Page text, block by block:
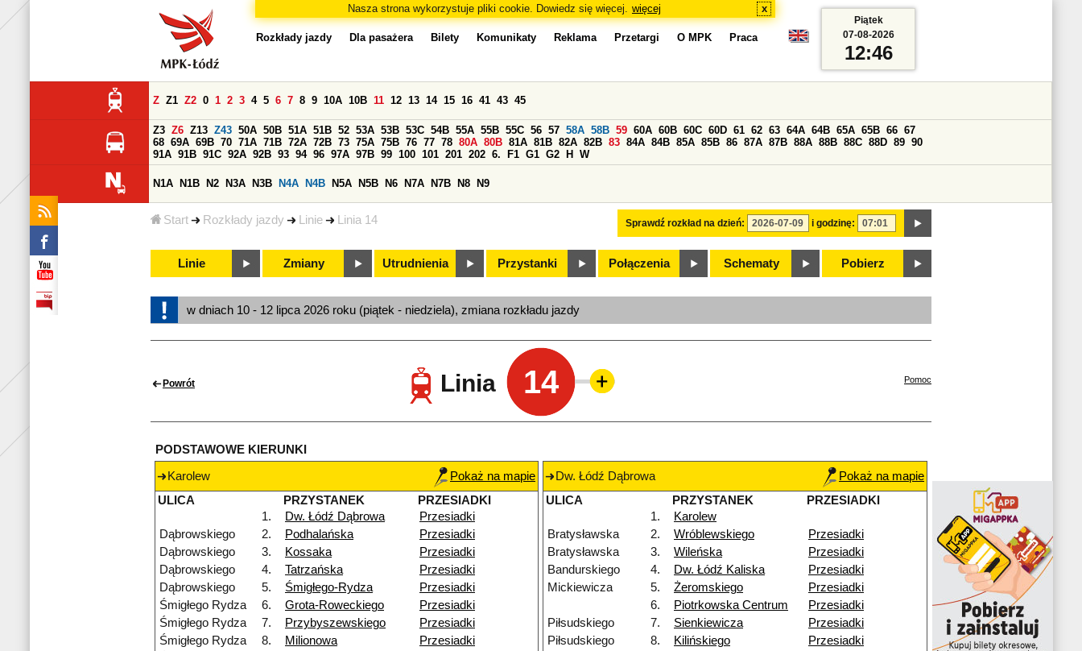
Nasza strona wykorzystuje pliki cookie. Dowiedz się więcej. więcej x
Start Rozkłady jazdy Linie Linia 14
Rozkłady jazdy Dla pasażera Bilety Komunikaty Reklama Przetargi O MPK Praca
Sprawdź rozkład na dzień: i godzinę:
Z Z1 Z2 0 1 2 3 4 5 6 7 8 9 10A 10B 11 12 13 14 15 16 41 43 45
Z3 Z6 Z13 Z43 50A 50B 51A 51B 52 53A 53B 53C 54B 55A 55B 55C 56 57 58A 58B 59 60A 60B 60C 60D 61 62 63 64A 64B 65A 65B 66 67
68 69A 69B 70 71A 71B 72A 72B 73 75A 75B 76 77 78 80A 80B 81A 81B 82A 82B 83 84A 84B 85A 85B 86 87A 87B 88A 88B 88C 88D 89 90
91A 91B 91C 92A 92B 93 94 96 97A 97B 99 100 101 201 202 6. F1 G1 G2 H W
N1A N1B N2 N3A N3B N4A N4B N5A N5B N6 N7A N7B N8 N9
Linie Zmiany Utrudnienia Przystanki Połączenia Schematy Pobierz
Piątek
07-08-2026
12:46
w dniach 10 - 12 lipca 2026 roku (piątek - niedziela), zmiana rozkładu jazdy
Powrót Linia 14 Pomoc
PODSTAWOWE KIERUNKI
Karolew
Pokaż na mapie
ULICA
PRZYSTANEK
PRZESIADKI
1.
Dw. Łódź Dąbrowa
Przesiadki
Dąbrowskiego
2. Podhalańska
Przesiadki
Dąbrowskiego
3. Kossaka
Przesiadki
Dąbrowskiego
4. Tatrzańska
Przesiadki
Dąbrowskiego
5. Śmigłego-Rydza
Przesiadki
Śmigłego Rydza
6. Grota-Roweckiego
Przesiadki
Śmigłego Rydza
7. Przybyszewskiego
Przesiadki
Śmigłego Rydza
8. Milionowa
Przesiadki
Dw. Łódź Dąbrowa
Pokaż na mapie
ULICA
PRZYSTANEK
PRZESIADKI
1.
Karolew
Bratysławska
2. Wróblewskiego
Przesiadki
Bratysławska
3. Wileńska
Przesiadki
Bandurskiego
4. Dw. Łódź Kaliska
Przesiadki
Mickiewicza
5. Żeromskiego
Przesiadki
6.
Piotrkowska Centrum
Przesiadki
Piłsudskiego
7. Sienkiewicza
Przesiadki
Piłsudskiego
8. Kilińskiego
Przesiadki